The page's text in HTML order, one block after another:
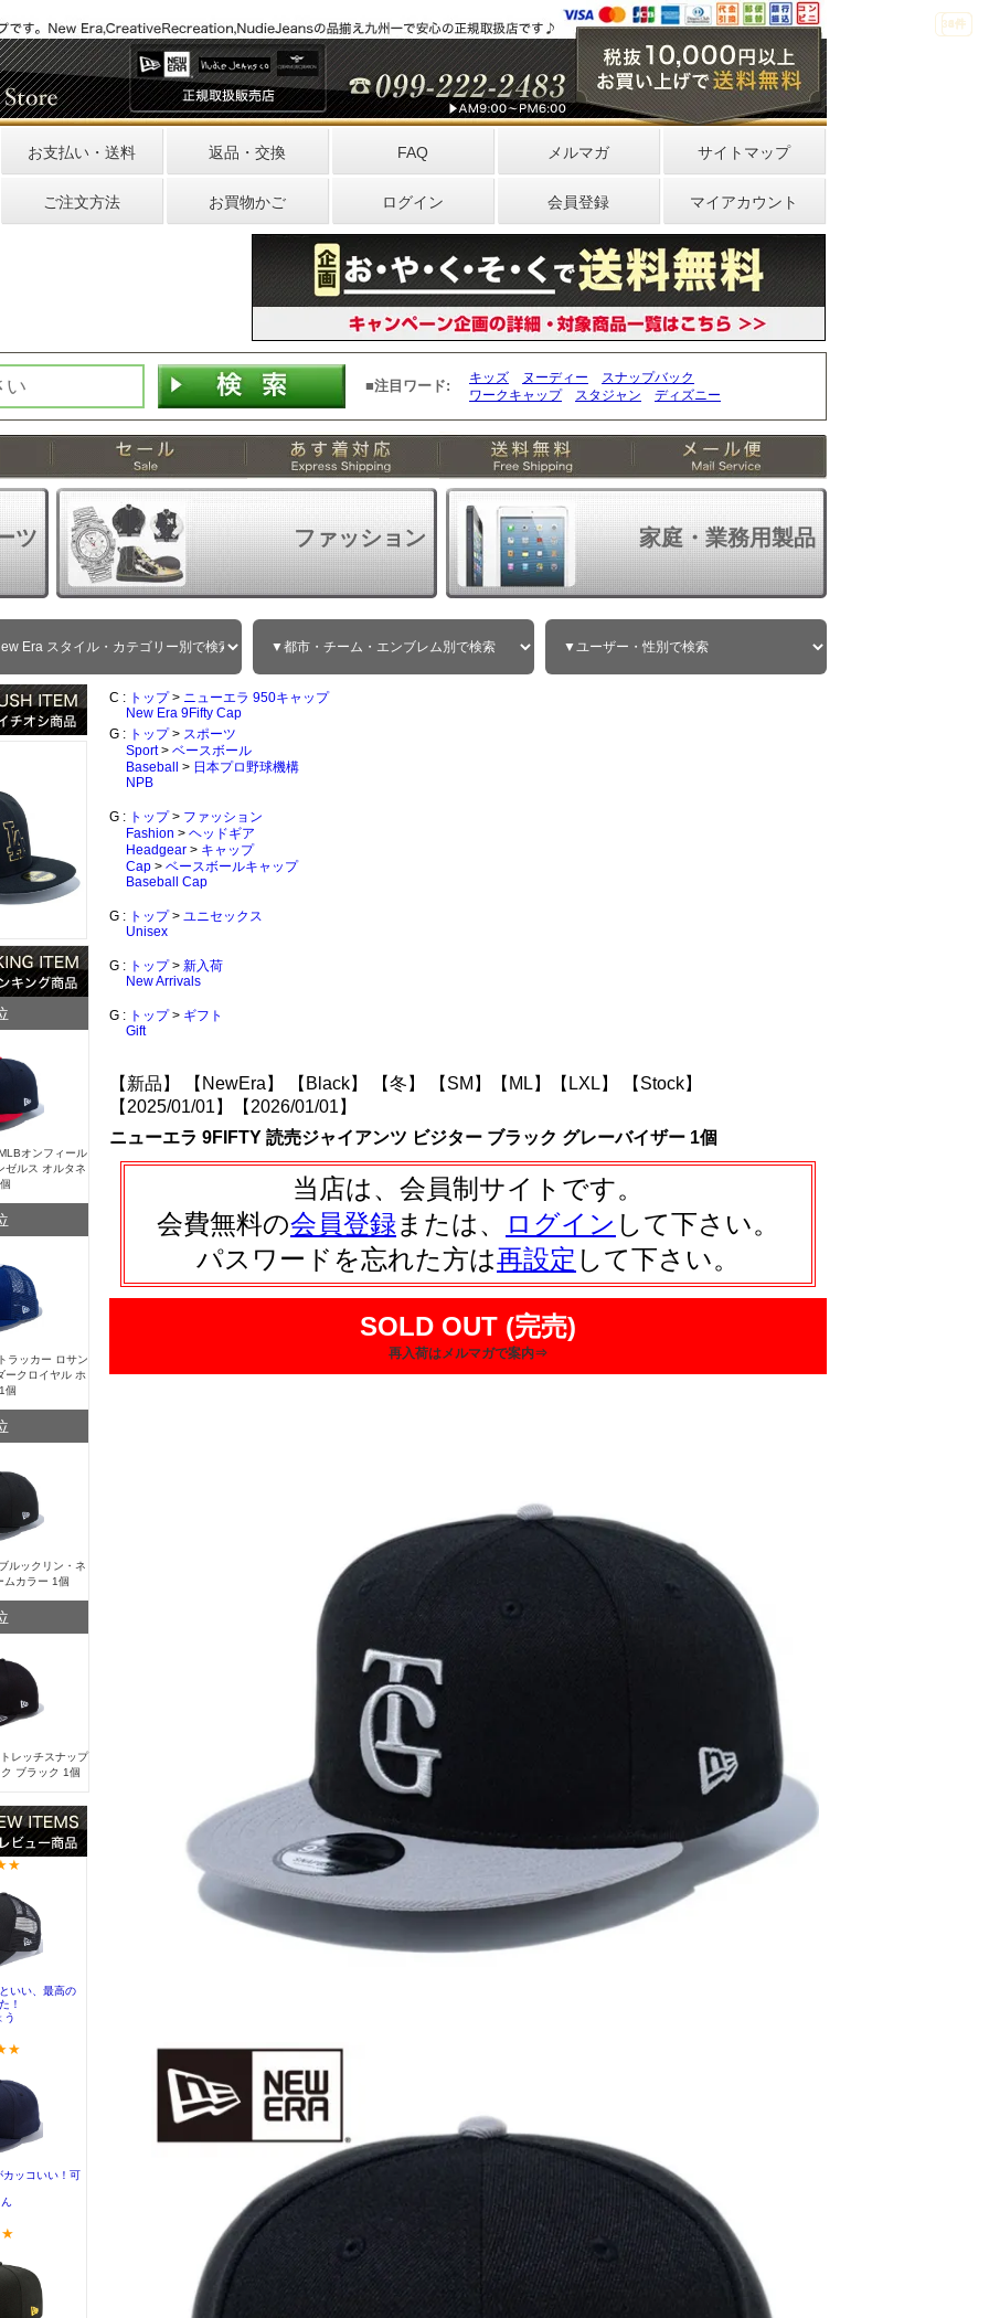
お支払い・送料 返品・交換 FAQ メルマガ サイトマップ
ご注文方法 お買物かご ログイン 会員登録 マイアカウント
■注目ワード: キッズ ヌーディー
スナップバック
ワークキャップ
スタジャン ディズニー
ツ ファッション 家庭・業務用製品
オンフィール
ゼルス オルタネ
ラッカー ロサン
ークロイヤル ホ
個
ルックリン・ネ
ムカラー 1個
レッチスナップ
ブラック 1個
C : トップ> ニューエラ 950キャップ
New Era 9Fifty Cap
G : トップ> スポーツ
Sport> ベースボール
Baseball
> 日本プロ野球機構
NPB
G : トップ> ファッション
Fashion > ヘッドギア
Headgear > キャップ
Cap > ベースボールキャップ
Baseball Cap
G : トップ> ユニセックス
Unisex
G : トップ> 新入荷
New Arrivals
G : トップ> ギフト
Gift
【新品】 【NewEra】 【Black】 【冬】 【SM】 【ML】 【LXL】
【Stock】
【2025/01/01】
【2026/01/01】
ニューエラ 9FIFTY 読売ジャイアンツ ビジター ブラック グレーバイザー 1個
当店は、会員制サイトです。
会費無料の会員登録または、 ログイン して下さい。
パスワードを忘れた方は再設定 して下さい。
SOLD OUT (完売)
再入荷はメルマガで案内⇒
33件
4件
0件